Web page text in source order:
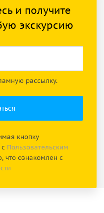
и получите
экскурсию
рассылку.
кнопку
Пользовательским
что ознакомлен с